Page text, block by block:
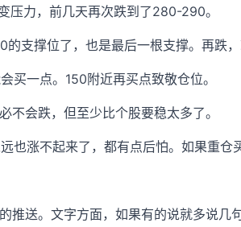
压力，前几天再次跌到了280-290。
支撑位了，也是最后一根支撑。再跌，
一点。150附近再买点致敬仓位。
不会跌，但至少比个股要稳太多了。
涨不起来了，都有点后怕。如果重仓
推送。文字方面，如果有的说就多说